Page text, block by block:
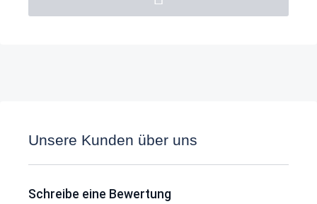
Unsere Kunden über uns
Schreibe eine Bewertung